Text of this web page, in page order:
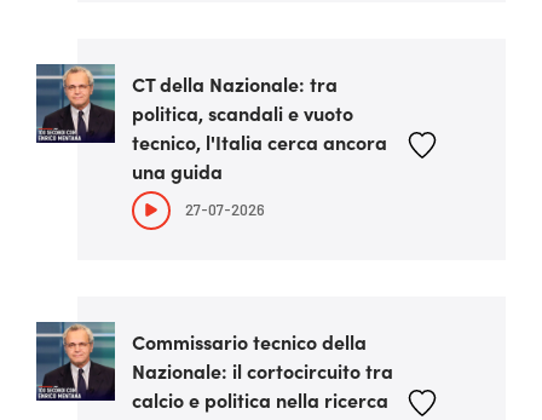
CT della Nazionale: tra
politica, scandali e vuoto
tecnico, l'Italia cerca ancora
una guida
27-07-2026
Commissario tecnico della
Nazionale: il cortocircuito tra
calcio e politica nella ricerca